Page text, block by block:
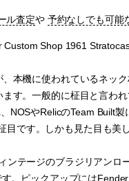
ル査定や 予約なしでも可能
Shop 1961
本機に使われているネッ
す。一般的に柾目と言わ
やRelicのTeam Built
です。しかも見た目も美
テージのブラジリアンロ
。ピックアップには